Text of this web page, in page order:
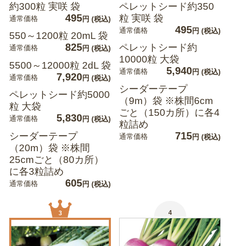
約300粒 実咲 袋
通常価格 495円 (税込)
550～1200粒 20mL 袋
通常価格 825円 (税込)
5500～12000粒 2dL 袋
通常価格 7,920円 (税込)
ペレットシード約5000
粒 大袋
通常価格 5,830円 (税込)
シーダーテープ
（20m）袋 ※株間
25cmごと（80カ所）
に各3粒詰め
通常価格 605円 (税込)
ペレットシード約350
粒 実咲 袋
通常価格 495円 (税込)
ペレットシード約
10000粒 大袋
通常価格 5,940円 (税込)
シーダーテープ
（9m）袋 ※株間6cm
ごと（150カ所）に各4
粒詰め
通常価格 715円 (税込)
3 4